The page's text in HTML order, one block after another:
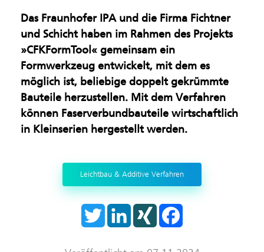
Verfahren
Multifunktionale
Materialien
Nachhaltige Industrie
Oberflächen &
Beschichtungen
Produktion im Rein- und
Trockenraum
Das Fraunhofer IPA und die Firma Fichtner
und Schicht haben im Rahmen des Projekts
»CFKFormTool« gemeinsam ein
Formwerkzeug entwickelt, mit dem es
möglich ist, beliebige doppelt gekrümmte
Bauteile herzustellen. Mit dem Verfahren
können Faserverbundbauteile wirtschaftlich
in Kleinserien hergestellt werden.
Leichtbau & Additive Verfahren
T
L
n
X
N